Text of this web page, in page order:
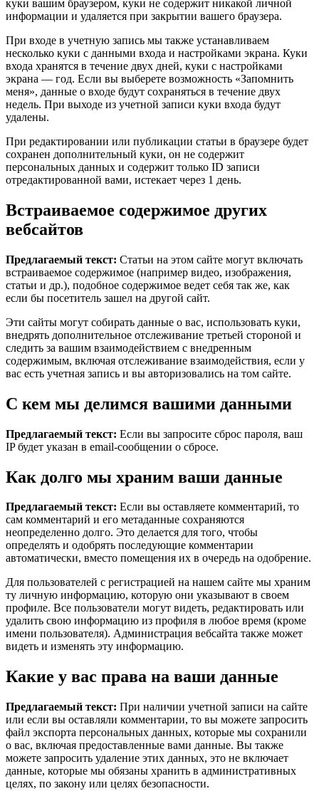
куки вашим браузером, куки не содержит никакой личной
информации и удаляется при закрытии вашего браузера.
При входе в учетную запись мы также устанавливаем
несколько куки с данными входа и настройками экрана. Куки
входа хранятся в течение двух дней, куки с настройками
экрана — год. Если вы выберете возможность «Запомнить
меня», данные о входе будут сохраняться в течение двух
недель. При выходе из учетной записи куки входа будут
удалены.
При редактировании или публикации статьи в браузере будет
сохранен дополнительный куки, он не содержит
персональных данных и содержит только ID записи
отредактированной вами, истекает через 1 день.
Встраиваемое содержимое других
вебсайтов
Предлагаемый текст: Статьи на этом сайте могут включать
встраиваемое содержимое (например видео, изображения,
статьи и др.), подобное содержимое ведет себя так же, как
если бы посетитель зашел на другой сайт.
Эти сайты могут собирать данные о вас, использовать куки,
внедрять дополнительное отслеживание третьей стороной и
следить за вашим взаимодействием с внедренным
содержимым, включая отслеживание взаимодействия, если у
вас есть учетная запись и вы авторизовались на том сайте.
С кем мы делимся вашими данными
Предлагаемый текст: Если вы запросите сброс пароля, ваш
IP будет указан в email-сообщении о сбросе.
Как долго мы храним ваши данные
Предлагаемый текст: Если вы оставляете комментарий, то
сам комментарий и его метаданные сохраняются
неопределенно долго. Это делается для того, чтобы
определять и одобрять последующие комментарии
автоматически, вместо помещения их в очередь на одобрение.
Для пользователей с регистрацией на нашем сайте мы храним
ту личную информацию, которую они указывают в своем
профиле. Все пользователи могут видеть, редактировать или
удалить свою информацию из профиля в любое время (кроме
имени пользователя). Администрация вебсайта также может
видеть и изменять эту информацию.
Какие у вас права на ваши данные
Предлагаемый текст: При наличии учетной записи на сайте
или если вы оставляли комментарии, то вы можете запросить
файл экспорта персональных данных, которые мы сохранили
о вас, включая предоставленные вами данные. Вы также
можете запросить удаление этих данных, это не включает
данные, которые мы обязаны хранить в административных
целях, по закону или целях безопасности.